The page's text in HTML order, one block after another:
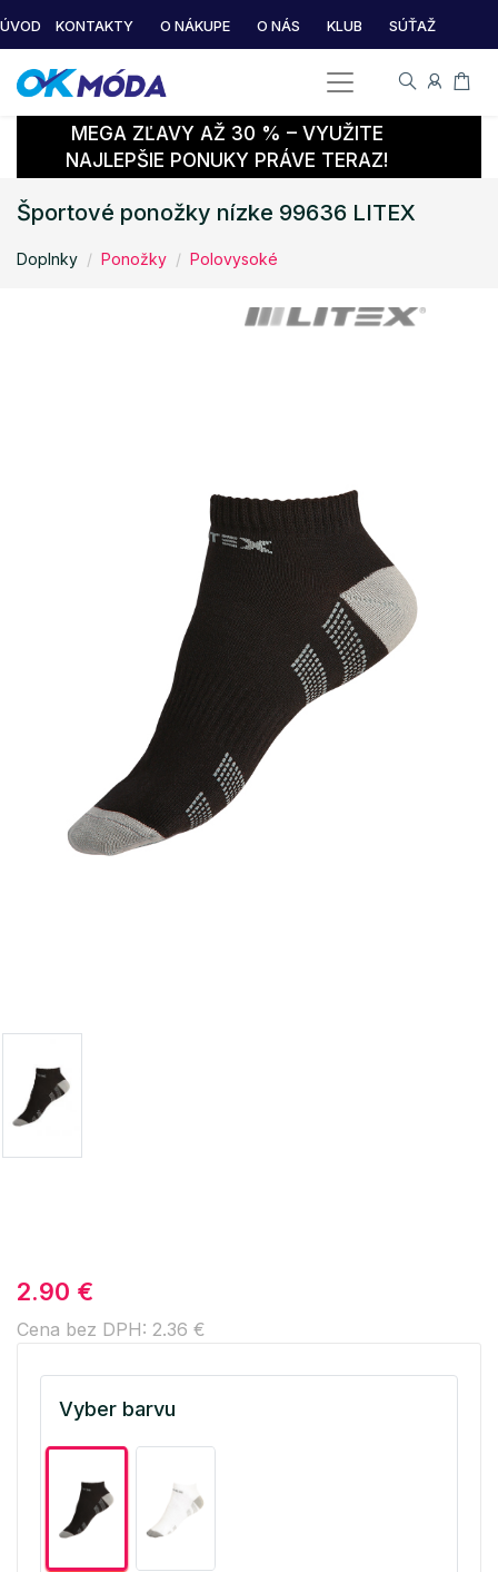
ÚVOD KONTAKTY O NÁKUPE O NÁS KLUB SÚŤAŽ
MEGA ZĽAVY AŽ 30 % – VYUŽITE
NAJLEPŠIE PONUKY PRÁVE TERAZ!
Športové ponožky nízke 99636 LITEX
Doplnky Ponožky Polovysoké
2.90 €
Cena bez DPH: 2.36 €
Vyber barvu